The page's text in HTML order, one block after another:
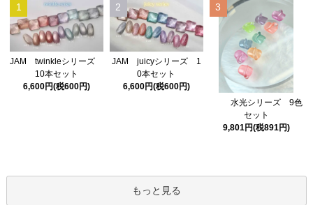
1
JAM twinkleシリーズ
10本セット
6,600円(税600円)
2
JAM juicyシリーズ 1
0本セット
6,600円(税600円)
3
水光シリーズ 9色
セット
9,801円(税891円)
もっと見る